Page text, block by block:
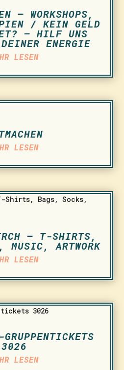
– WORKSHOPS,
/ KEIN GELD
– HILF UNS
ENERGIE
LESEN
LESEN
– T-SHIRTS,
MUSIC, ARTWORK
LESEN
3026
LESEN